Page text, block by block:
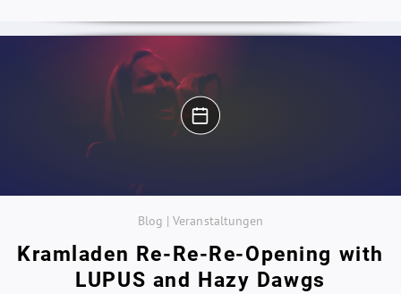
Blog | Veranstaltungen
Kramladen Re-Re-Re-Opening with
LUPUS and Hazy Dawgs